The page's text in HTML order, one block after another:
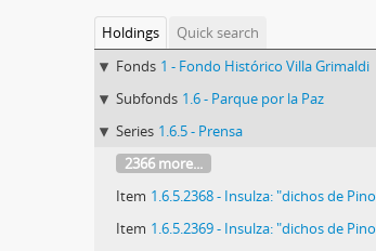
Holdings
Quick search
Fonds 1 - Fondo Histórico Villa Grimaldi
Subfonds 1.6 - Parque por la Paz
Series 1.6.5 - Prensa
2366 more...
Item 1.6.5.2368 - Insulza: "dichos de Pinochet son patéticos"
Item 1.6.5.2369 - Insulza: "dichos de Pinochet son patéticos"